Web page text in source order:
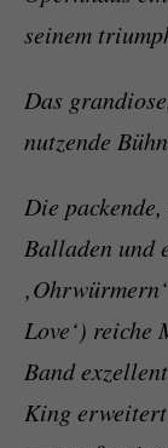
seinem
Das
nutzende
Die
Balladen und
Love‘) reiche
Band
King